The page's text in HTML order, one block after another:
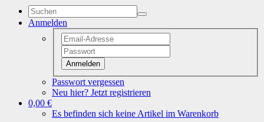
Anmelden
Anmelden
Passwort vergessen
Neu hier? Jetzt registrieren
0,00 €
Es befinden sich keine Artikel im Warenkorb